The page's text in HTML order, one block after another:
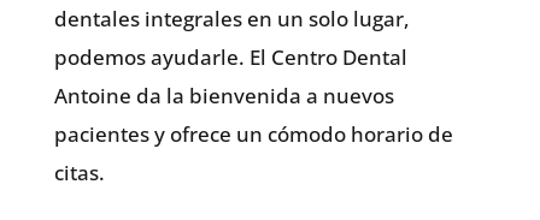
dentales integrales en un solo lugar,
podemos ayudarle. El Centro Dental
Antoine da la bienvenida a nuevos
pacientes y ofrece un cómodo horario de
citas.